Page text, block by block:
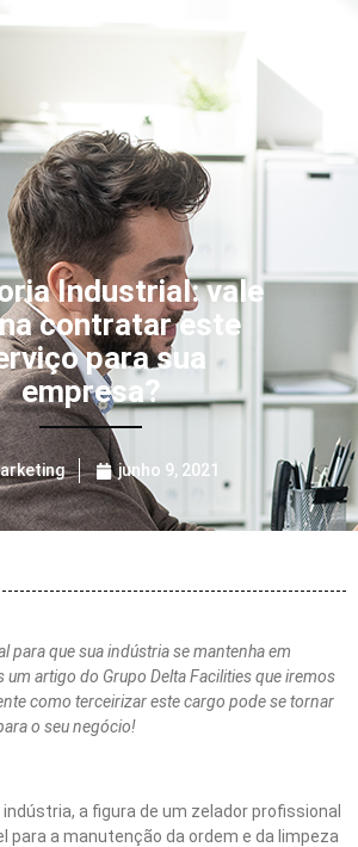
Industrial: vale
contratar este
para sua
empresa?
junho 9, 2021
para que sua indústria se mantenha em
artigo do Grupo Delta Facilities que iremos
como terceirizar este cargo pode se tornar
o seu negócio!
a figura de um zelador profissional
para a manutenção da ordem e da limpeza